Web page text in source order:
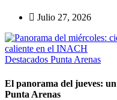
Julio 27, 2026
Destacados Punta Arenas
El panorama del jueves:
Punta Arenas